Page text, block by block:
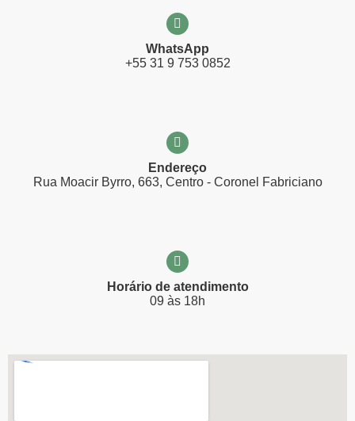
WhatsApp
+55 31 9 753 0852
Endereço
Rua Moacir Byrro, 663, Centro - Coronel Fabriciano
Horário de atendimento
09 às 18h